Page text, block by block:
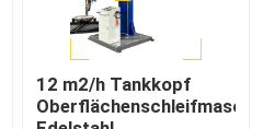
12 m2/h Tankkopf